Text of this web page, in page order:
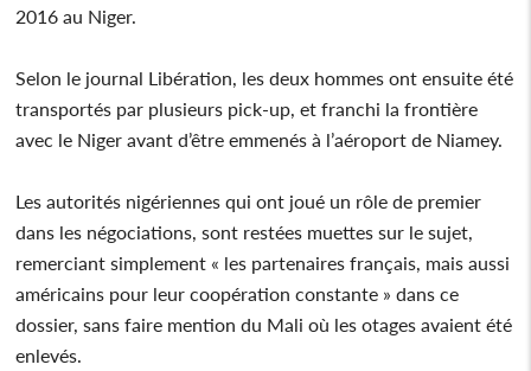
2016 au Niger.
Selon le journal Libération, les deux hommes ont ensuite été
transportés par plusieurs pick-up, et franchi la frontière
avec le Niger avant d’être emmenés à l’aéroport de Niamey.
Les autorités nigériennes qui ont joué un rôle de premier
dans les négociations, sont restées muettes sur le sujet,
remerciant simplement « les partenaires français, mais aussi
américains pour leur coopération constante » dans ce
dossier, sans faire mention du Mali où les otages avaient été
enlevés.